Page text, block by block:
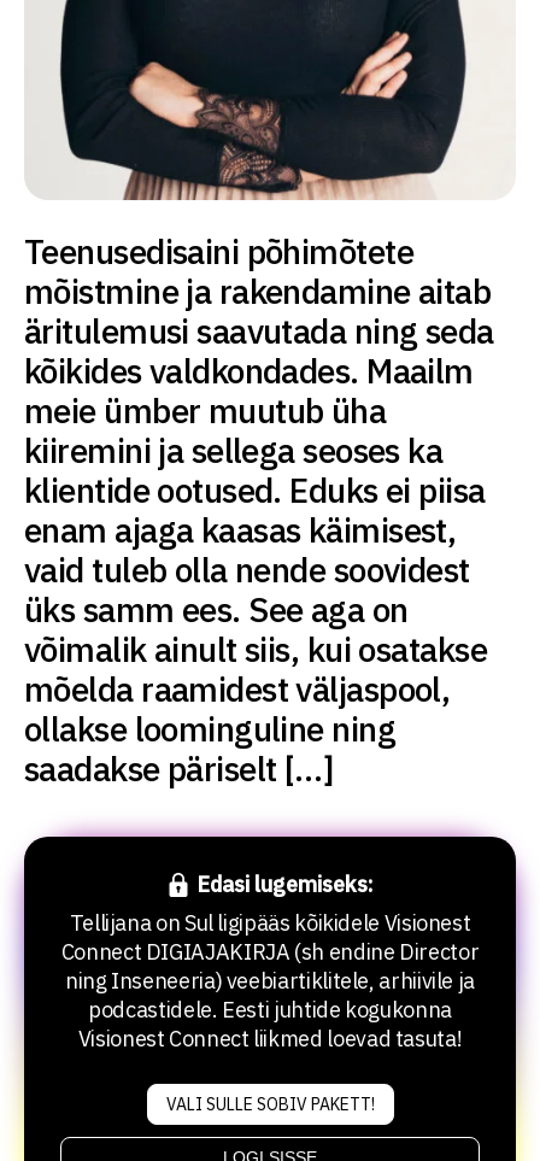
Teenusedisaini põhimõtete
mõistmine ja rakendamine aitab
äritulemusi saavutada ning seda
kõikides valdkondades. Maailm
meie ümber muutub üha
kiiremini ja sellega seoses ka
klientide ootused. Eduks ei piisa
enam ajaga kaasas käimisest,
vaid tuleb olla nende soovidest
üks samm ees. See aga on
võimalik ainult siis, kui osatakse
mõelda raamidest väljaspool,
ollakse loominguline ning
saadakse päriselt […]
Edasi lugemiseks:
Tellijana on Sul ligipääs kõikidele Visionest
Connect DIGIAJAKIRJA (sh endine Director
ning Inseneeria) veebiartiklitele, arhiivile ja
podcastidele. Eesti juhtide kogukonna
Visionest Connect liikmed loevad tasuta!
VALI SULLE SOBIV PAKETT!